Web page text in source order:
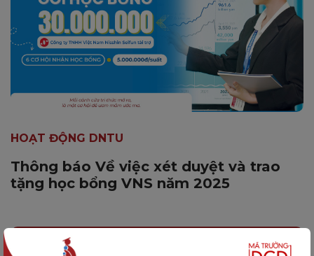
HOẠT ĐỘNG DNTU
Thông báo Về việc xét duyệt và trao
tặng học bổng VNS năm 2025